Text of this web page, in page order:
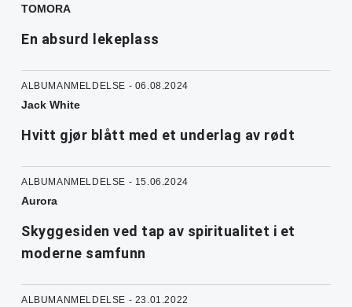
TOMORA
En absurd lekeplass
ALBUMANMELDELSE - 06.08.2024
Jack White
Hvitt gjør blått med et underlag av rødt
ALBUMANMELDELSE - 15.06.2024
Aurora
Skyggesiden ved tap av spiritualitet i et
moderne samfunn
ALBUMANMELDELSE - 23.01.2022